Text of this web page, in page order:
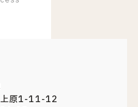
上原1-11-12